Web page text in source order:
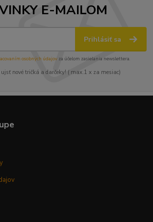
E-MAILOM
Prihlásiť sa
osobných údajov za účelom zasielania newslettera.
ujsť nové tričká a darčeky! ( max.1 x za mesiac)